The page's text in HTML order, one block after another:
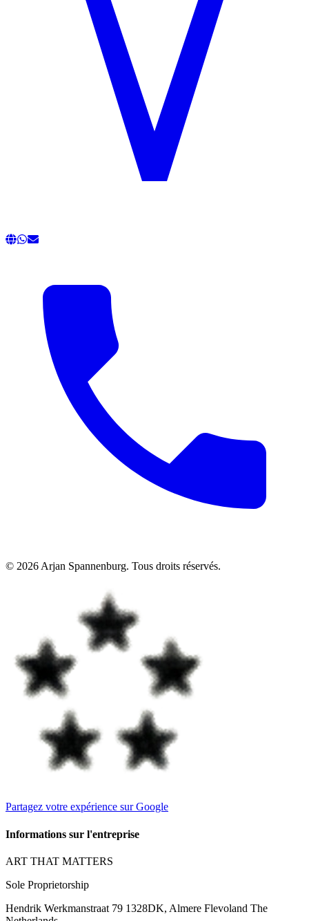
© 2026 Arjan Spannenburg. Tous droits réservés.
Partagez votre expérience sur Google
Informations sur l'entreprise
ART THAT MATTERS
Sole Proprietorship
Hendrik Werkmanstraat 79 1328DK, Almere Flevoland The